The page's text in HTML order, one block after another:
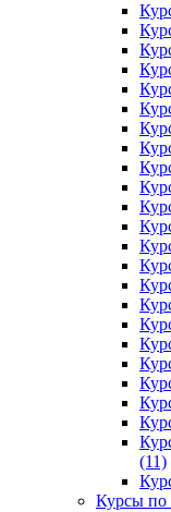
(11)
Курсы по